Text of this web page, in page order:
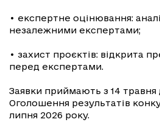
• експертне оцінювання:
незалежними експертами;
• захист проєктів: відкрита
перед експертами.
Заявки приймають з 14 травня
Оголошення результатів
липня 2026 року.